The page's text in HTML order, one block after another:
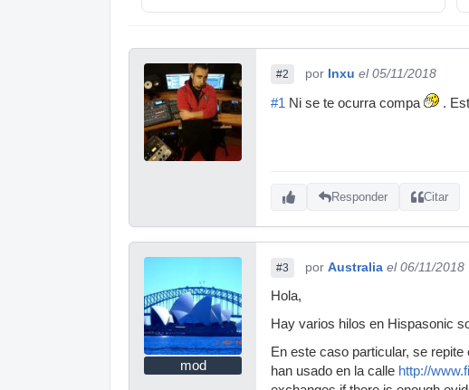
#2 por Inxu el 05/11/2018
#1 Ni se te ocurra compa .
Responder Citar
mod
#3 por Australia el 06/11/2018
Hola,
Hay varios hilos en Hispasonic
En este caso particular, se
han usado en la calle http://